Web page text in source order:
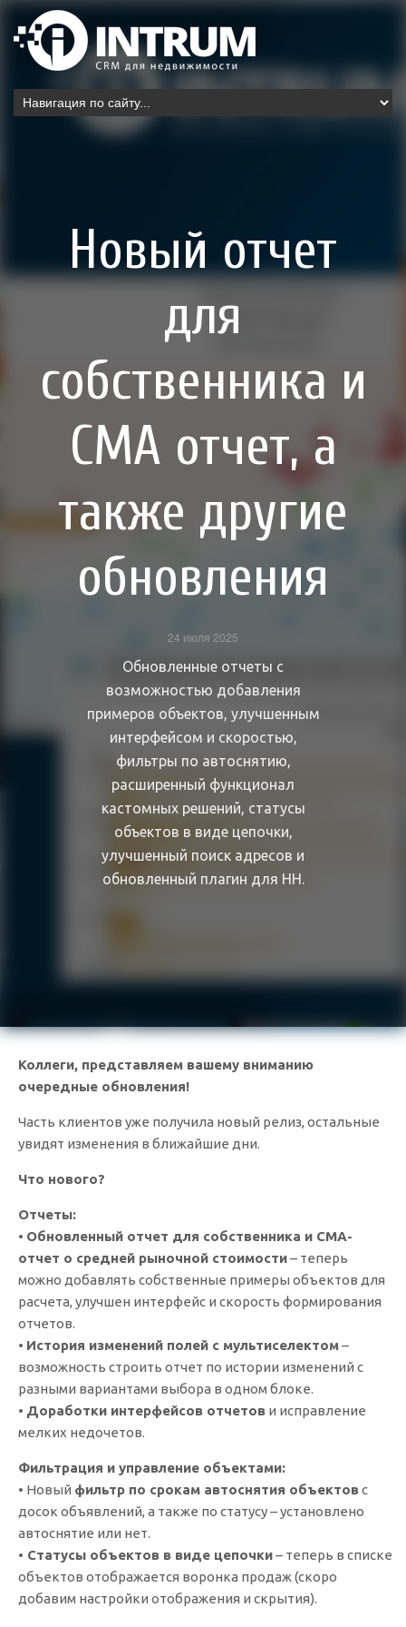
Новый отчет
для
собственника и
СМА отчет, а
также другие
обновления
24 июля 2025
Обновленные отчеты с
возможностью добавления
примеров объектов, улучшенным
интерфейсом и скоростью,
фильтры по автоснятию,
расширенный функционал
кастомных решений, статусы
объектов в виде цепочки,
улучшенный поиск адресов и
обновленный плагин для HH.
Коллеги, представляем вашему вниманию
очередные обновления!
Часть клиентов уже получила новый релиз, остальные
увидят изменения в ближайшие дни.
Что нового?
Отчеты:
• Обновленный отчет для собственника и СМА-
отчет о средней рыночной стоимости– теперь
можно добавлять собственные примеры объектов для
расчета, улучшен интерфейс и скорость формирования
отчетов.
• История изменений полей с мультиселектом–
возможность строить отчет по истории изменений с
разными вариантами выбора в одном блоке.
• Доработки интерфейсов отчетов и исправление
мелких недочетов.
Фильтрация и управление объектами:
• Новый фильтр по срокам автоснятия объектовс
досок объявлений, а также по статусу – установлено
автоснятие или нет.
• Статусы объектов в виде цепочки– теперь в списке
объектов отображается воронка продаж (скоро
добавим настройки отображения и скрытия).